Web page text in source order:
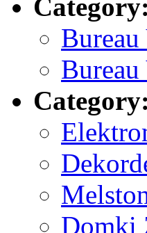
Category:
Bureau
Category:
Domki